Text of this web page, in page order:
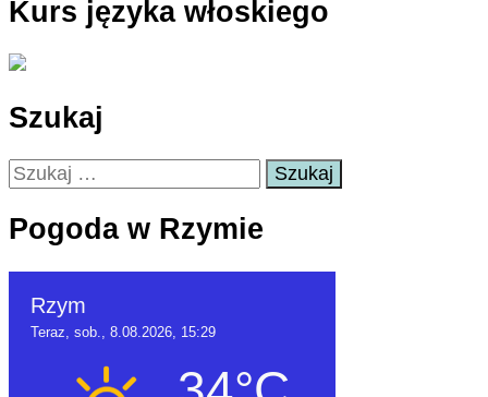
Kurs języka włoskiego
Szukaj
Szukaj:
Pogoda w Rzymie